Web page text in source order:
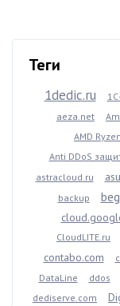
Теги
1dedic.ru
aeza.net
AMD
Anti DDoS
astracloud.ru
backup
CloudLITE.ru
contabo.com
DataLine ddos
dediserve.com